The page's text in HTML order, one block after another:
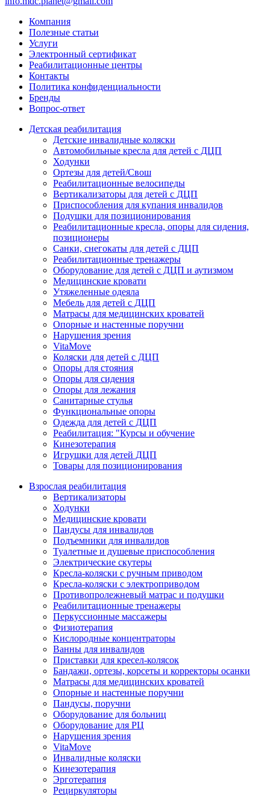
Компания
Полезные статьи
Услуги
Электронный сертификат
Реабилитационные центры
Контакты
Политика конфиденциальности
Бренды
Вопрос-ответ
Детская реабилитация
Детские инвалидные коляски
Автомобильные кресла для детей с ДЦП
Ходунки
Ортезы для детей/Свош
Реабилитационные велосипеды
Вертикализаторы для детей с ДЦП
Приспособления для купания инвалидов
Подушки для позиционирования
Реабилитационные кресла, опоры для сидения,
позиционеры
Санки, снегокаты для детей с ДЦП
Реабилитационные тренажеры
Оборудование для детей с ДЦП и аутизмом
Медицинские кровати
Утяжеленные одеяла
Мебель для детей с ДЦП
Матрасы для медицинских кроватей
Опорные и настенные поручни
Нарушения зрения
VitaMove
Коляски для детей с ДЦП
Опоры для стояния
Опоры для сидения
Опоры для лежания
Санитарные стулья
Функциональные опоры
Одежда для детей с ДЦП
Реабилитация: "Курсы и обучение
Кинезотерапия
Игрушки для детей ДЦП
Товары для позиционирования
Взрослая реабилитация
Вертикализаторы
Ходунки
Медицинские кровати
Пандусы для инвалидов
Подъемники для инвалидов
Туалетные и душевые приспособления
Электрические скутеры
Кресла-коляски с ручным приводом
Кресла-коляски с электроприводом
Противопролежневый матрас и подушки
Реабилитационные тренажеры
Перкуссионные массажеры
Физиотерапия
Кислородные концентраторы
Ванны для инвалидов
Приставки для кресел-колясок
Бандажи, ортезы, корсеты и корректоры осанки
Матрасы для медицинских кроватей
Опорные и настенные поручни
Пандусы, поручни
Оборудование для больниц
Оборудование для РЦ
Нарушения зрения
VitaMove
Инвалидные коляски
Кинезотерапия
Эрготерапия
Рециркуляторы